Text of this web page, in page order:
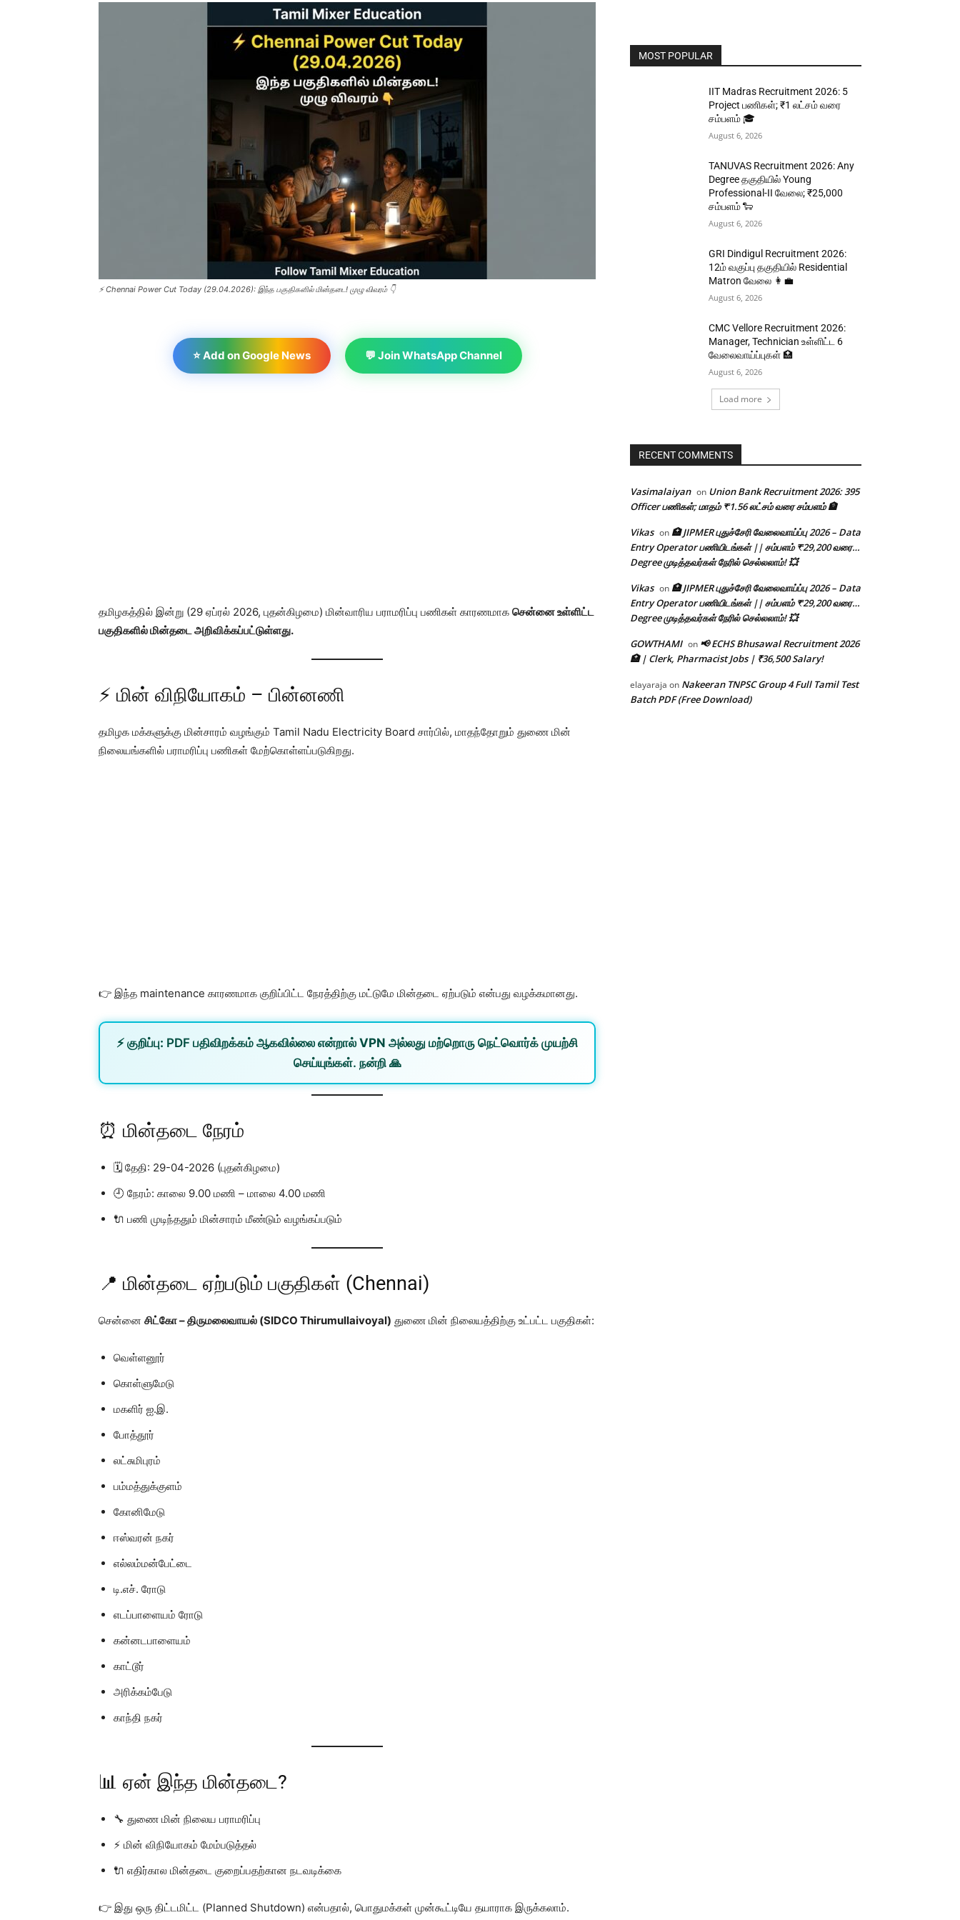
⚡ Chennai Power Cut Today (29.04.2026): இந்த பகுதிகளில் மின்தடை! முழு விவரம் 👇
⭐ Add on Google News 💬 Join WhatsApp Channel
தமிழகத்தில் இன்று (29 ஏப்ரல் 2026, புதன்கிழமை) மின்வாரிய பராமரிப்பு பணிகள் காரணமாக சென்னை உள்ளிட்ட
பகுதிகளில் மின்தடை அறிவிக்கப்பட்டுள்ளது.
⚡ மின் விநியோகம் – பின்னணி
தமிழக மக்களுக்கு மின்சாரம் வழங்கும் Tamil Nadu Electricity Board சார்பில், மாதந்தோறும் துணை மின்
நிலையங்களில் பராமரிப்பு பணிகள் மேற்கொள்ளப்படுகிறது.
👉 இந்த maintenance காரணமாக குறிப்பிட்ட நேரத்திற்கு மட்டுமே மின்தடை ஏற்படும் என்பது வழக்கமானது.
⚡ குறிப்பு: PDF பதிவிறக்கம் ஆகவில்லை என்றால் VPN அல்லது மற்றொரு நெட்வொர்க் முயற்சி
செய்யுங்கள். நன்றி 🙏
⏰ மின்தடை நேரம்
🗓️ தேதி: 29-04-2026 (புதன்கிழமை)
🕘 நேரம்: காலை 9.00 மணி – மாலை 4.00 மணி
🔌 பணி முடிந்ததும் மின்சாரம் மீண்டும் வழங்கப்படும்
📍 மின்தடை ஏற்படும் பகுதிகள் (Chennai)
சென்னை சிட்கோ – திருமலைவாயல் (SIDCO Thirumullaivoyal) துணை மின் நிலையத்திற்கு உட்பட்ட பகுதிகள்:
வெள்ளனூர்
கொள்ளுமேடு
மகளிர் ஐ.இ.
போத்தூர்
லட்சுமிபுரம்
பம்மத்துக்குளம்
கோனிமேடு
ஈஸ்வரன் நகர்
எல்லம்மன்பேட்டை
டி.எச். ரோடு
எடப்பாளையம் ரோடு
கன்னடபாளையம்
காட்டூர்
அரிக்கம்பேடு
காந்தி நகர்
📊 ஏன் இந்த மின்தடை?
🔧 துணை மின் நிலைய பராமரிப்பு
⚡ மின் விநியோகம் மேம்படுத்தல்
🔌 எதிர்கால மின்தடை குறைப்பதற்கான நடவடிக்கை
👉 இது ஒரு திட்டமிட்ட (Planned Shutdown) என்பதால், பொதுமக்கள் முன்கூட்டியே தயாராக இருக்கலாம்.
MOST POPULAR
IIT Madras Recruitment 2026: 5
Project பணிகள்; ₹1 லட்சம் வரை
சம்பளம் 🎓
August 6, 2026
TANUVAS Recruitment 2026: Any
Degree தகுதியில் Young
Professional-II வேலை; ₹25,000
சம்பளம் 🐑
August 6, 2026
GRI Dindigul Recruitment 2026:
12ம் வகுப்பு தகுதியில் Residential
Matron வேலை 👩‍💼
August 6, 2026
CMC Vellore Recruitment 2026:
Manager, Technician உள்ளிட்ட 6
வேலைவாய்ப்புகள் 🏥
August 6, 2026
Load more
RECENT COMMENTS
Vasimalaiyan on Union Bank Recruitment 2026: 395
Officer பணிகள்; மாதம் ₹1.56 லட்சம் வரை சம்பளம் 🏦
Vikas on🏥 JIPMER புதுச்சேரி வேலைவாய்ப்பு 2026 – Data
Entry Operator பணியிடங்கள் || சம்பளம் ₹29,200 வரை…
Degree முடித்தவர்கள் நேரில் செல்லலாம்! 💥
Vikas on🏥 JIPMER புதுச்சேரி வேலைவாய்ப்பு 2026 – Data
Entry Operator பணியிடங்கள் || சம்பளம் ₹29,200 வரை…
Degree முடித்தவர்கள் நேரில் செல்லலாம்! 💥
GOWTHAMI on 📢 ECHS Bhusawal Recruitment 2026
🏥 | Clerk, Pharmacist Jobs | ₹36,500 Salary!
elayaraja on Nakeeran TNPSC Group 4 Full Tamil Test
Batch PDF (Free Download)